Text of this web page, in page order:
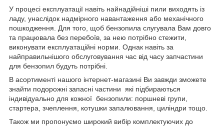
У процесі експлуатації навіть найнадійніші пили виходять із
ладу, унаслідок надмірного навантаження або механічного
пошкодження. Для того, щоб бензопила слугувала Вам довго
та працювала без перебоїв, за нею потрібно стежити,
виконувати експлуатаційні норми. Однак навіть за
найправильнішого обслуговування час від часу запчастини
для бензопил будуть потрібні.
В асортименті нашого інтернет-магазині Ви завжди зможете
знайти подорожні запасні частини які підбираються
індивідуально для кожної бензопили: поршневі групи,
стартера, зчеплення, котушки запалювання, циліндри тощо.
Також ми пропонуємо широкий вибір комплектуючих до